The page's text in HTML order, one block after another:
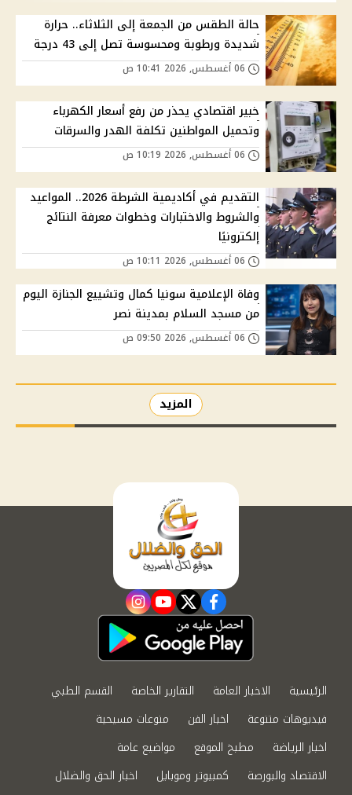
حالة الطقس من الجمعة إلى الثلاثاء.. حرارة
شديدة ورطوبة ومحسوسة تصل إلى 43 درجة
خبير اقتصادي يحذر من رفع أسعار الكهرباء
وتحميل المواطنين تكلفة الهدر والسرقات
التقديم في أكاديمية الشرطة 2026.. المواعيد
والشروط والاختبارات وخطوات معرفة النتائج
إلكترونيًا
وفاة الإعلامية سونيا كمال وتشييع الجنازة اليوم
من مسجد السلام بمدينة نصر
المزيد
facebook
twitter
youtube
instagram
الرئيسية الاخبار العامة التقارير الخاصة
القسم الطبي
فيديوهات متنوعة
اخبار الفن
منوعات مسيحية
اخبار الرياضة
مطبخ الموقع
مواضيع عامة
الاقتصاد والبورصة
كمبيوتر وموبايل
اخبار الحق والضلال